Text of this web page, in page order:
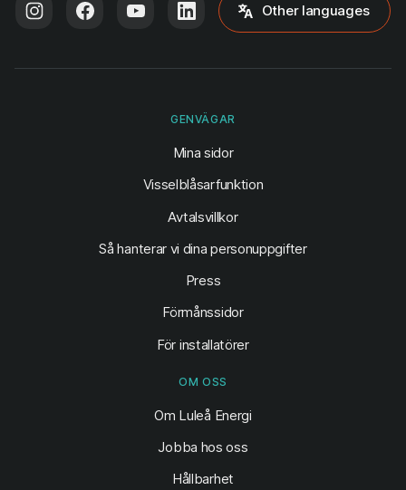
Other languages
GENVÄGAR
Mina sidor(öppnas i ny flik)
Visselblåsarfunktion
Avtalsvillkor
Så hanterar vi dina personuppgifter
Press
Förmånssidor
För installatörer
OM OSS
Om Luleå Energi
Jobba hos oss
Hållbarhet